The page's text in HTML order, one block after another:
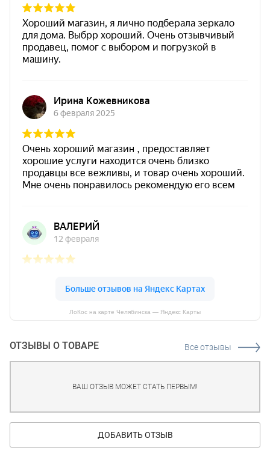
ЛоКос на карте Челябинска — Яндекс Карты
ОТЗЫВЫ О ТОВАРЕ Все отзывы
ВАШ ОТЗЫВ МОЖЕТ СТАТЬ ПЕРВЫМ!
ДОБАВИТЬ ОТЗЫВ